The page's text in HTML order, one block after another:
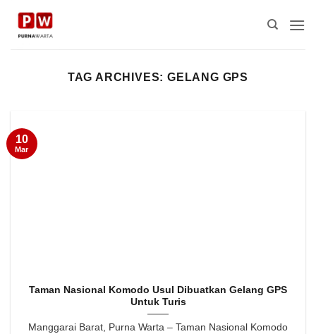
TAG ARCHIVES:GELANG GPS
Taman Nasional Komodo Usul Dibuatkan Gelang GPS
Untuk Turis
Manggarai Barat, Purna Warta – Taman Nasional Komodo
10
Mar